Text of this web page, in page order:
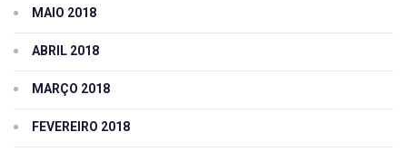
MAIO 2018
ABRIL 2018
MARÇO 2018
FEVEREIRO 2018